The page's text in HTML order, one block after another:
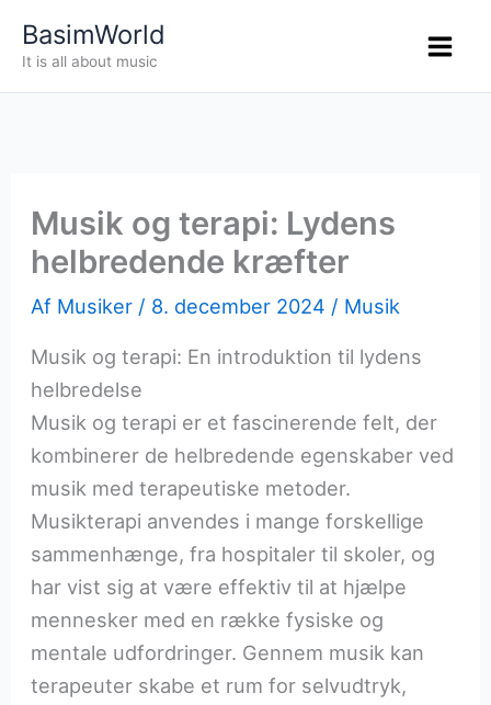
BasimWorld
It is all about music
Musik og terapi: Lydens
helbredende kræfter
Af Musiker / 8. december 2024 / Musik
Musik og terapi: En introduktion til lydens
helbredelse
Musik og terapi er et fascinerende felt, der
kombinerer de helbredende egenskaber ved
musik med terapeutiske metoder.
Musikterapi anvendes i mange forskellige
sammenhænge, fra hospitaler til skoler, og
har vist sig at være effektiv til at hjælpe
mennesker med en række fysiske og
mentale udfordringer. Gennem musik kan
terapeuter skabe et rum for selvudtryk,